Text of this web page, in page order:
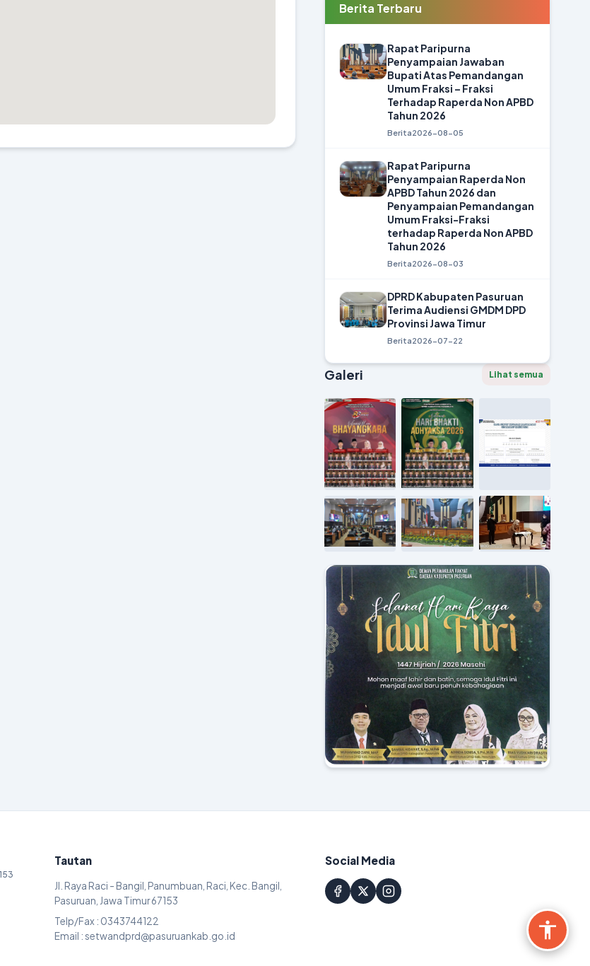
Berita Terbaru
Rapat Paripurna
Penyampaian Jawaban
Bupati Atas Pemandangan
Umum Fraksi – Fraksi
Terhadap Raperda Non APBD
Tahun 2026
Berita2026-08-05
Rapat Paripurna
Penyampaian Raperda Non
APBD Tahun 2026 dan
Penyampaian Pemandangan
Umum Fraksi-Fraksi
terhadap Raperda Non APBD
Tahun 2026
Berita2026-08-03
DPRD Kabupaten Pasuruan
Terima Audiensi GMDM DPD
Provinsi Jawa Timur
Berita2026-07-22
Galeri Lihat semua
Tautan
Jl. Raya Raci - Bangil, Panumbuan, Raci, Kec. Bangil,
Pasuruan, Jawa Timur 67153
Telp/Fax : 0343744122
Email : setwandprd@pasuruankab.go.id
Social Media